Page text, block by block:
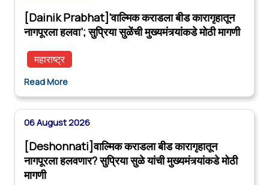
[Dainik Prabhat]‘वाल्मिक कराडला बीड कारागृहातून
नागपूरला हलवा’; सुप्रिया सुळेंची मुख्यमंत्र्यांकडे मोठी मागणी
महाराष्ट्र
Read More
06 August 2026
[Deshonnati]वाल्मिक कराडला बीड कारागृहातून
नागपूरला हलवणार? सुप्रिया सुळे यांची मुख्यमंत्र्यांकडे मोठी
मागणी